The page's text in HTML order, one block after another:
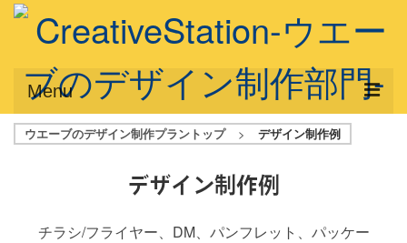
Menu
サービス概要
デザインプラン
ウエーブのデザイン制作プラントップ > デザイン制作例
デザイン制作例
チラシ/フライヤー、DM、パンフレット、パッケー